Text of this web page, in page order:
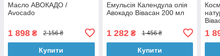
Масло АВОКАДО /
Avocado
1 898 ₴ 2 156 ₴
Купити
Емульсія Календула олія
Авокадо Вівасан 200 мл
1 282₴ 1 456 ₴
Купити
1